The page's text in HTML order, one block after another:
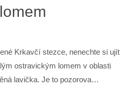
Krkavčí stezce, nenechte si ujít
ostravickým lomem v oblasti
lavička. Je to pozorova…